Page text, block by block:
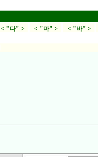
< "다" > < "마" > < "바" >